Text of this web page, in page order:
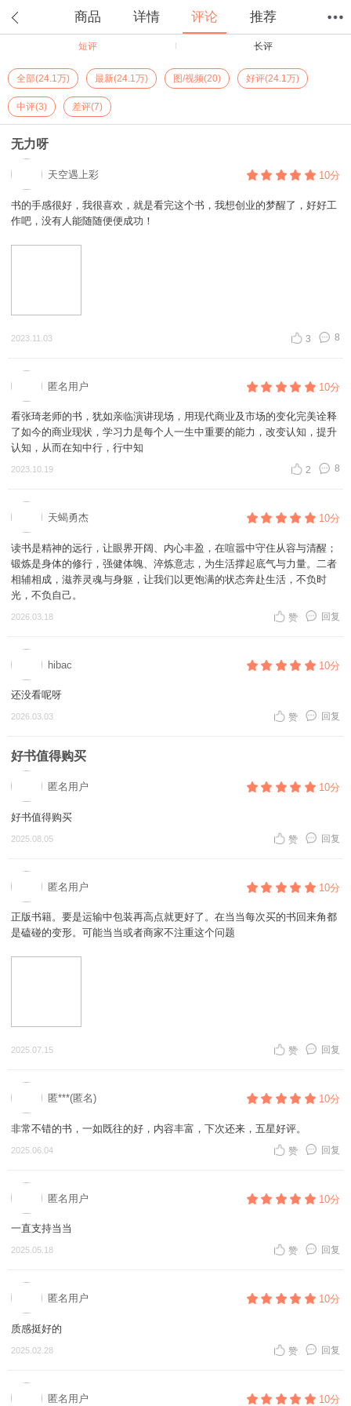
商品 详情 评论 推荐
短评 长评
全部(24.1万) 最新(24.1万) 图/视频(20) 好评(24.1万)
中评(3) 差评(7)
无力呀
天空遇上彩 10分
书的手感很好，我很喜欢，就是看完这个书，我想创业的梦醒了，好好工
作吧，没有人能随随便便成功！
2023.11.03 8
3
匿名用户 10分
看张琦老师的书，犹如亲临演讲现场，用现代商业及市场的变化完美诠释
了如今的商业现状，学习力是每个人一生中重要的能力，改变认知，提升
认知，从而在知中行，行中知
2023.10.19 8
2
天蝎勇杰 10分
读书是精神的远行，让眼界开阔、内心丰盈，在喧嚣中守住从容与清醒；
锻炼是身体的修行，强健体魄、淬炼意志，为生活撑起底气与力量。二者
相辅相成，滋养灵魂与身躯，让我们以更饱满的状态奔赴生活，不负时
光，不负自己。
2026.03.18 回复
赞
hibac 10分
还没看呢呀
2026.03.03 回复
赞
好书值得购买
匿名用户 10分
好书值得购买
2025.08.05 回复
赞
匿名用户 10分
正版书籍。要是运输中包装再高点就更好了。在当当每次买的书回来角都
是磕碰的变形。可能当当或者商家不注重这个问题
2025.07.15 回复
赞
匿***(匿名) 10分
非常不错的书，一如既往的好，内容丰富，下次还来，五星好评。
2025.06.04 回复
赞
匿名用户 10分
一直支持当当
2025.05.18 回复
赞
匿名用户 10分
质感挺好的
2025.02.28 回复
赞
匿名用户 10分